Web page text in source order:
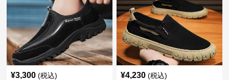
¥3,300 (税込) ¥4,230 (税込)